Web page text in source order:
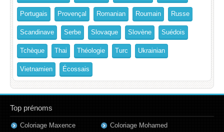
Portugais Provençal Romanian Roumain Russe
Scandinave Serbe Slovaque Slovène Suédois
Tchèque Thai Théologie Turc Ukrainian
Vietnamien Écossais
Top prénoms
Coloriage Maxence
Coloriage Mohamed